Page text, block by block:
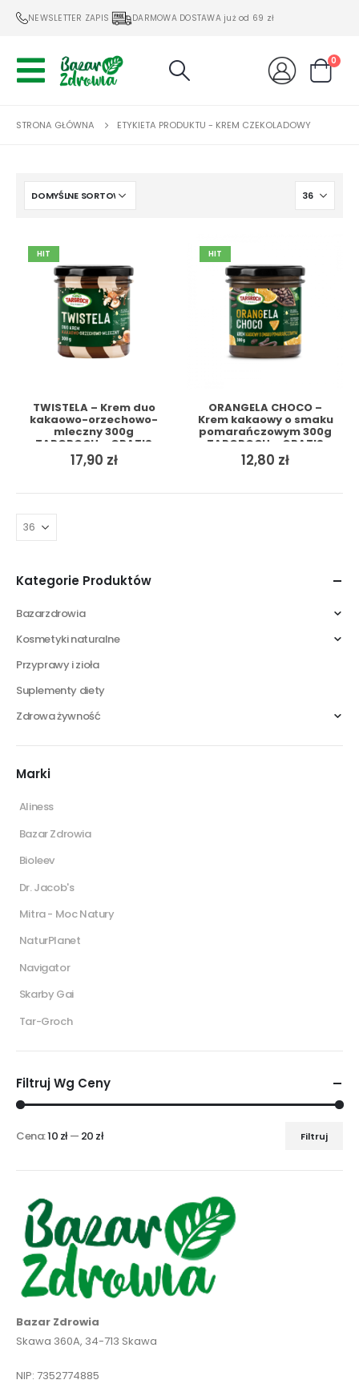
NEWSLETTER ZAPIS DARMOWA DOSTAWA już od 69 zł
0
STRONA GŁÓWNA ETYKIETA PRODUKTU - KREM CZEKOLADOWY
HIT
TWISTELA – Krem duo
kakaowo-orzechowo-
mleczny 300g
TARGROCH + GRATIS
17,90 zł
HIT
ORANGELA CHOCO –
Krem kakaowy o smaku
pomarańczowym 300g
TARGROCH + GRATIS
12,80 zł
Kategorie Produktów
Bazarzdrowia
Kosmetyki naturalne
Przyprawy i zioła
Suplementy diety
Zdrowa żywność
Marki
Aliness
Bazar Zdrowia
Bioleev
Dr. Jacob's
Mitra - Moc Natury
NaturPlanet
Navigator
Skarby Gai
Tar-Groch
Filtruj Wg Ceny
Filtruj
Cena:10 zł— 20 zł
Bazar Zdrowia
Skawa 360A, 34-713 Skawa
NIP: 7352774885